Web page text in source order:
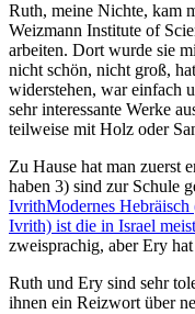
Ruth, meine Nichte, kam
Weizmann Institute of
arbeiten. Dort wurde sie
nicht schön, nicht groß,
widerstehen, war einfach
sehr interessante Werke
teilweise mit Holz oder
Zu Hause hat man zuerst
haben 3) sind zur Schule
IvrithModernes
Ivrith) ist die in Israel
zweisprachig, aber Ery
Ruth und Ery sind sehr
ihnen ein Reizwort über